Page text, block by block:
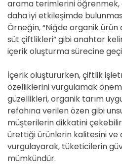
arama terimlerini
daha iyi etkileşimde
Örneğin, “Niğde organik ürün
süt çiftlikleri” gibi anahtar
içerik oluşturma sürecine
İçerik oluştururken, çiftlik
özelliklerini vurgulamak
güzellikleri, organik tarım
refahına verilen özen gibi
müşterilerin dikkatini
ürettiği ürünlerin kalitesini
vurgulayarak, tüketicilerin
mümkündür.